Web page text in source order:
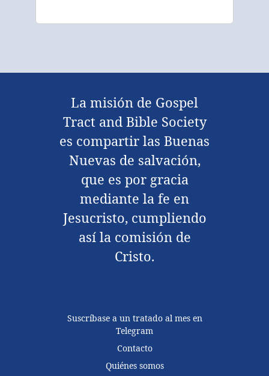
La misión de Gospel
Tract and Bible Society
es compartir las Buenas
Nuevas de salvación,
que es por gracia
mediante la fe en
Jesucristo, cumpliendo
así la comisión de
Cristo.
Suscríbase a un tratado al mes en
Telegram
Contacto
Quiénes somos